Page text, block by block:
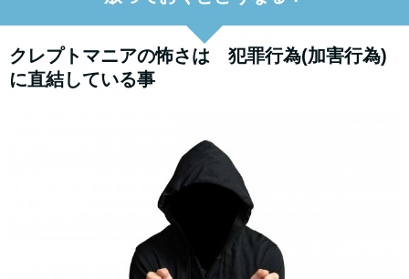
クレプトマニアの怖さは 犯罪行為(加害行為)
に直結している事